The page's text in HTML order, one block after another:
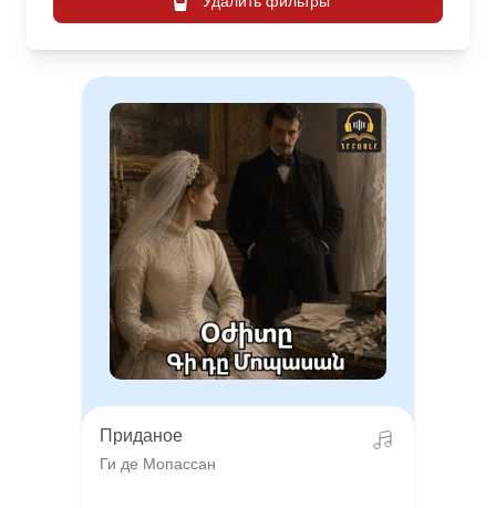
Приданое
Ги де Мопассан